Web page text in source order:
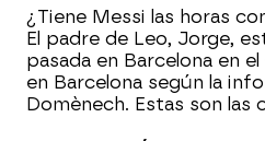
¿Tiene Messi las horas
El padre de Leo, Jorge,
pasada en Barcelona en
en Barcelona según la
Domènech. Estas son las